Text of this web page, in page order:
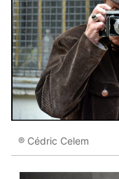
® Cédric Celem